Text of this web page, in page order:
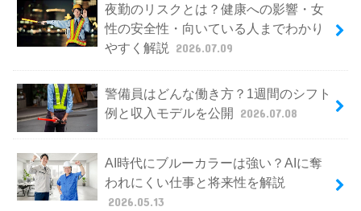
夜勤のリスクとは？健康への影響・女
性の安全性・向いている人までわかり
やすく解説
2026.07.09
警備員はどんな働き方？1週間のシフト
例と収入モデルを公開
2026.07.08
AI時代にブルーカラーは強い？AIに奪
われにくい仕事と将来性を解説
2026.05.13